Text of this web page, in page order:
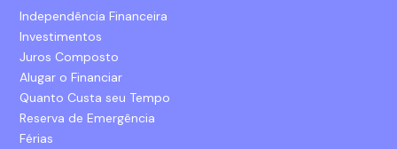
Independência Financeira
Investimentos
Juros Composto
Alugar o Financiar
Quanto Custa seu Tempo
Reserva de Emergência
Férias